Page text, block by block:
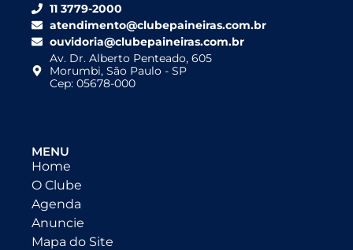
11 3779-2000
atendimento@clubepaineiras.com.br
ouvidoria@clubepaineiras.com.br
Av. Dr. Alberto Penteado, 605
Morumbi, São Paulo - SP
Cep: 05678-000
MENU
Home
O Clube
Agenda
Anuncie
Mapa do Site